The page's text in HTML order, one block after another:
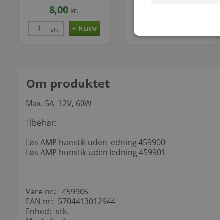
8,00 kr.
stk.
Om produktet
Max. 5A, 12V, 60W
Tlbehør:
Løs AMP hanstik uden ledning 459900
Løs AMP hunstik uden ledning 459901
Vare nr.: 459905
EAN nr: 5704413012944
Enhed: stk.